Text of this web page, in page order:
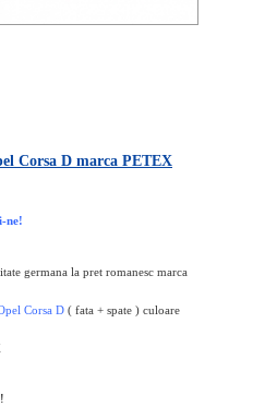
Corsa D marca PETEX
ne!
germana la pret romanesc marca
Corsa D ( fata + spate ) culoare